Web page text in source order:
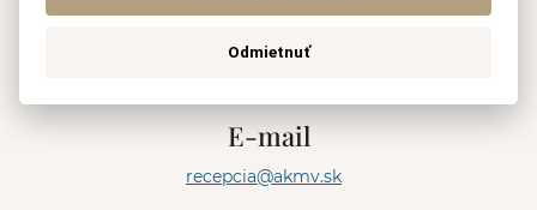
Mobil
E-mail
recepcia@akmv.sk
Odmietnuť